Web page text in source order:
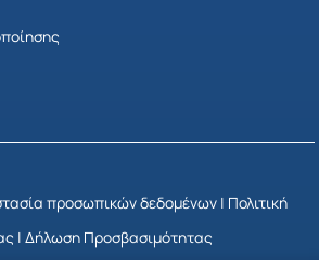
προσωπικών δεδομένων| Πολιτική
| Δήλωση Προσβασιμότητας